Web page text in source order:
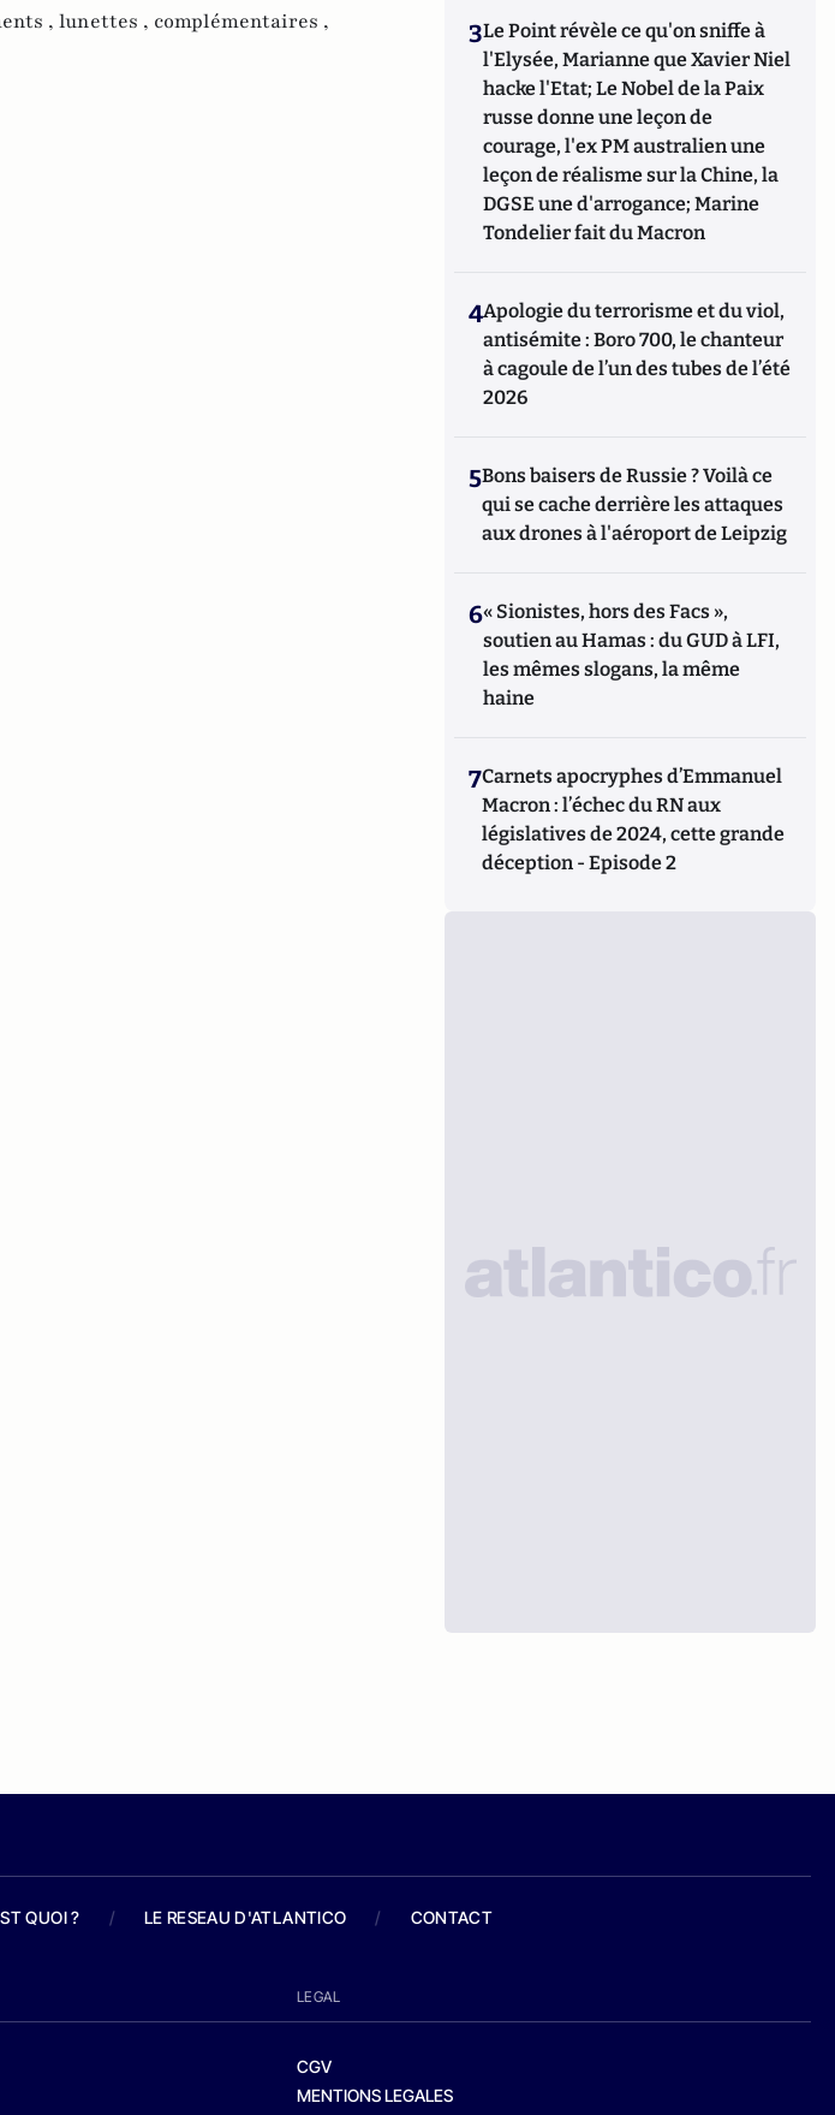
, lunettes , complémentaires ,
3Le Point révèle ce qu'on sniffe à
l'Elysée, Marianne que Xavier Niel
hacke l'Etat; Le Nobel de la Paix
russe donne une leçon de
courage, l'ex PM australien une
leçon de réalisme sur la Chine, la
DGSE une d'arrogance; Marine
Tondelier fait du Macron
4Apologie du terrorisme et du viol,
antisémite : Boro 700, le chanteur
à cagoule de l’un des tubes de l’été
2026
5Bons baisers de Russie ? Voilà ce
qui se cache derrière les attaques
aux drones à l'aéroport de Leipzig
6« Sionistes, hors des Facs »,
soutien au Hamas : du GUD à LFI,
les mêmes slogans, la même
haine
7Carnets apocryphes d’Emmanuel
Macron : l’échec du RN aux
législatives de 2024, cette grande
déception - Episode 2
QUOI ? / LE RESEAU D'ATLANTICO / CONTACT
LEGAL
CGV
MENTIONS LEGALES